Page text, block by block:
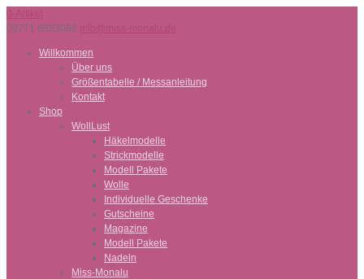
09771 6883066
Willkommen
Über uns
Größentabelle / Messanleitung
Kontakt
Shop
WollLust
Häkelmodelle
Strickmodelle
Modell Pakete
Wolle
Individuelle Geschenke
Gutscheine
Magazine
Modell Pakete
Nadeln
Miss-Monalu